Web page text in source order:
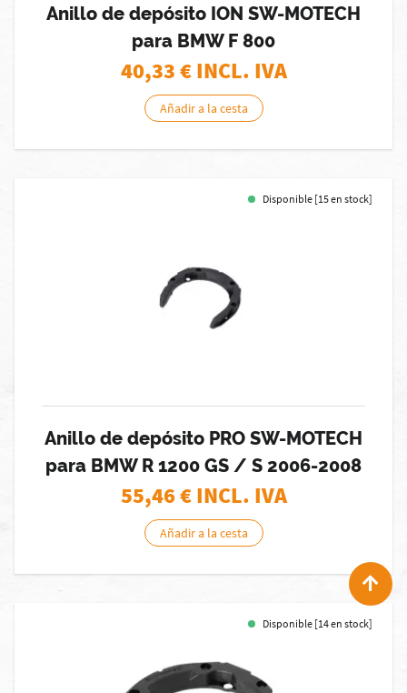
Anillo de depósito ION SW-MOTECH
para BMW F 800
40,33€ INCL. IVA
Añadir a la cesta
Disponible [15 en stock]
Anillo de depósito PRO SW-MOTECH
para BMW R 1200 GS / S 2006-2008
55,46€ INCL. IVA
Añadir a la cesta
Disponible [14 en stock]